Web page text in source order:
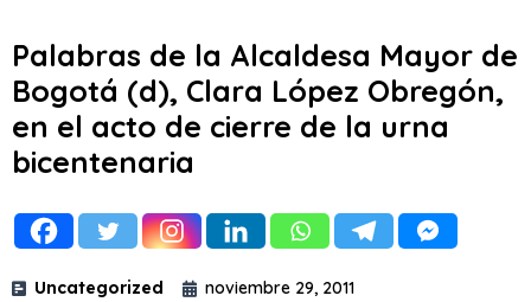
Palabras de la Alcaldesa Mayor de
Bogotá (d), Clara López Obregón,
en el acto de cierre de la urna
bicentenaria
Uncategorized noviembre 29, 2011